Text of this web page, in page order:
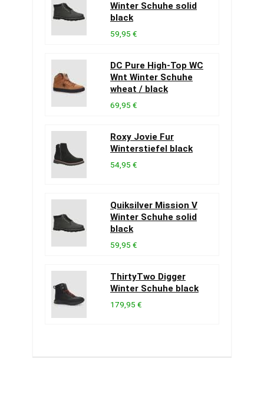
Winter Schuhe solid
black
59,95 €
DC Pure High-Top WC
Wnt Winter Schuhe
wheat / black
69,95 €
Roxy Jovie Fur
Winterstiefel black
54,95 €
Quiksilver Mission V
Winter Schuhe solid
black
59,95 €
ThirtyTwo Digger
Winter Schuhe black
179,95 €